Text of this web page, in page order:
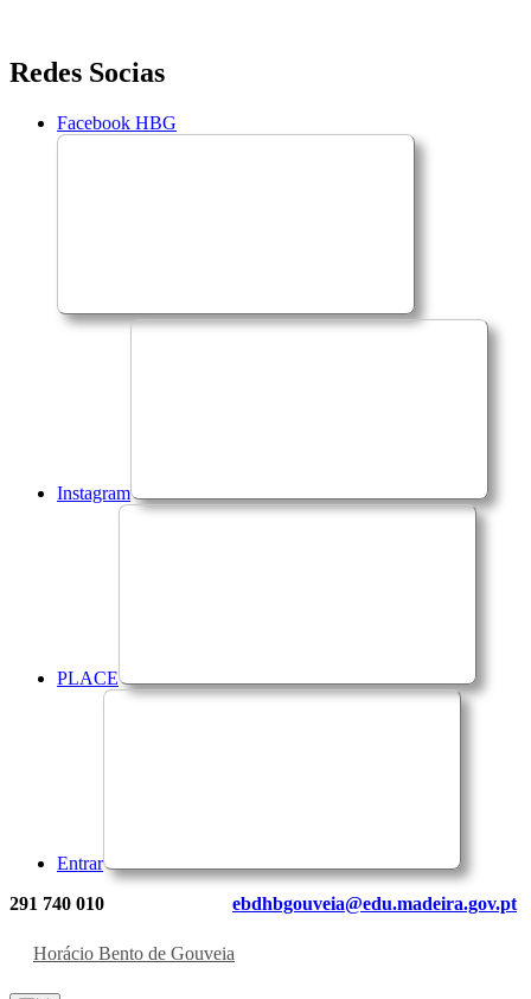
Saltar
para
conteúdo
Redes Socias
Facebook HBG
Instagram
PLACE
Entrar
291 740 010 ebdhbgouveia@edu.madeira.gov.pt
Horácio Bento de Gouveia